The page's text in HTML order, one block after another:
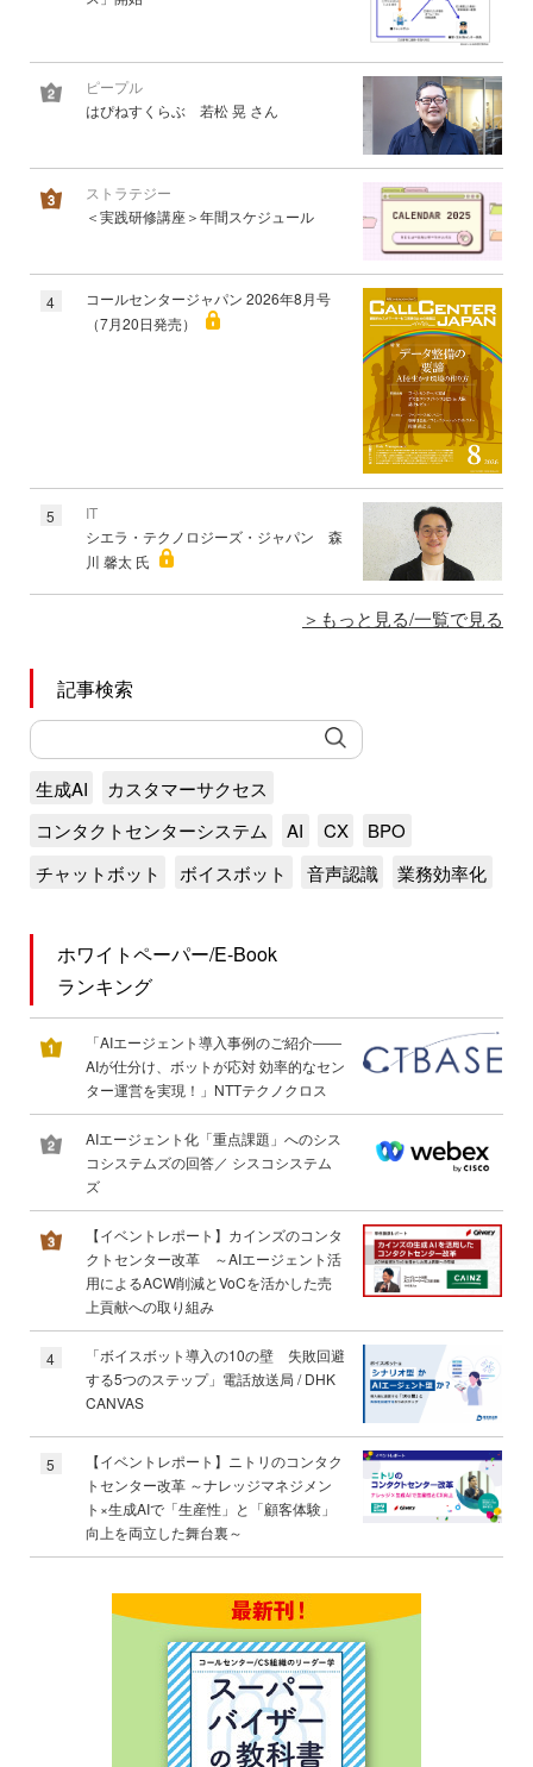
ピープル
はぴねすくらぶ 若松 晃 さん
ストラテジー
＜実践研修講座＞年間スケジュール
4
コールセンタージャパン 2026年8月号
（7月20日発売）
5
IT
シエラ・テクノロジーズ・ジャパン 森
川 馨太 氏
もっと見る/一覧で見る
記事検索
生成AI
カスタマーサクセス
コンタクトセンターシステム
AI CX
BPO
チャットボット
ボイスボット 音声認識 業務効率化
ホワイトペーパー/E-Book
ランキング
「AIエージェント導入事例のご紹介――
AIが仕分け、ボットが応対 効率的なセン
ター運営を実現！」NTTテクノクロス
AIエージェント化「重点課題」へのシス
コシステムズの回答／ シスコシステム
ズ
【イベントレポート】カインズのコンタ
クトセンター改革 ～AIエージェント活
用によるACW削減とVoCを活かした売
上貢献への取り組み
4
「ボイスボット導入の10の壁 失敗回避
する5つのステップ」電話放送局 / DHK
CANVAS
5
【イベントレポート】ニトリのコンタク
トセンター改革 ～ナレッジマネジメン
ト×生成AIで「生産性」と「顧客体験」
向上を両立した舞台裏～